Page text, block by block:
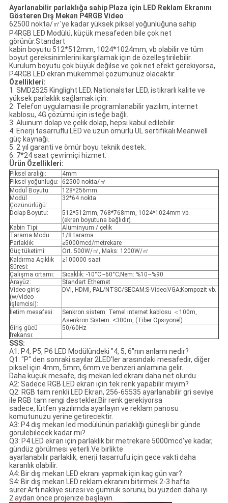
Ayarlanabilir parlaklığa sahip Plaza için LED Reklam Ekranını
Gösteren Dış Mekan P4RGB Video
62500 nokta/㎡'ye kadar yüksek piksel yoğunluğuna sahip
P4RGB LED Modülü, küçük mesafeden bile çok net
görünür.Standart
kabin boyutu 512*512mm, 1024*1024mm, vb olabilir ve tüm
boyut gereksinimlerini karşılamak için de özelleştirilebilir.
Kurulum boyutu çok büyük değilse ve çok net efekt gerekiyorsa,
P4RGB LED ekran mükemmel çözümünüz olacaktır.
Özellikleri:
1: SMD2525 Kinglight LED, Nationalstar LED, istikrarlı kalite ve
yüksek parlaklık sağlamak için.
2: Telefon uygulaması ile programlanabilir yazılım, internet
kablosu, 4G çözümü için isteğe bağlı.
3: Aluinum dolap ve çelik dolap, hepsi kabul edilebilir.
4: Enerji tasarruflu LED ve uzun ömürlü UL sertifikalı Meanwell
güç kaynağı.
5: 2 yıl garanti ve ömür boyu teknik destek.
6: 7*24 saat çevrimiçi hizmet.
Ürün Özellikleri:
Piksel aralığı:
4mm
Piksel yoğunluğu:
62500 nokta/㎡
Modül Boyutu:
128*256mm
Modül
Çözünürlüğü:
32*64 nokta
Dolap Boyutu:
512*512mm, 768*768mm, 1024*1024mm vb.
(ekran boyutuna bağlıdır)
Kabin Tipi:
Alüminyum / çelik
Tarama Modu:
1/8 tarama
Parlaklık:
≥5000mcd/metrekare
Güç tüketimi:
Ort.:500W/㎡, Maks: 1200W/㎡
Kaldırma Açıklık
Süresi:
≥100000 saat
Çalışma ortamı:
Sıcaklık: -10°C~60°C;Nem: %10~%90
Arayüz:
Standart Ethernet
Video girişi
(w/video
işlemcisi):
DVI, HDMI, PAL/NTSC/SECAM;S-Video;VGA;Kompozit vb.
İletim mesafesi:
Senkron sistem: Temel internet kablosu ＜100m,
Asenkron Sistem: <300m, ( Fiber Opsiyonel)
Giriş gücü
frekansı:
50/60Hz
SSS:
A1: P4, P5, P6 LED Modülündeki "4, 5, 6"nın anlamı nedir?
Q1: "P" den sonraki sayılar 2LED'ler arasındaki mesafedir, diğer
piksel için 4mm, 5mm, 6mm ve benzeri anlamına gelir.
Daha küçük mesafe, dış mekan led ekranı daha net olurdu.
A2: Sadece RGB LED ekran için tek renk yapabilir miyim?
Q2: RGB tam renkli LED Ekran, 256-65535 ayarlanabilir gri seviye
ile RGB tam rengi destekler.Bir renk gerekiyorsa
sadece, lütfen yazılımda ayarlayın ve reklam panosu
komutunuzu yerine getirecektir.
A3: P4 dış mekan led modülünün parlaklığı güneşli bir günde
görülebilecek kadar mı?
Q3: P4 LED ekran için parlaklık bir metrekare 5000mcd'ye kadar,
gündüz görülmesi yeterli.Ve birlikte
ayarlanabilir parlaklık, enerji tasarrufu için gece vakti daha
karanlık olabilir.
A4: Bir dış mekan LED ekranı yapmak için kaç gün var?
S4: Bir dış mekan LED reklam ekranını bitirmek 2-3 hafta
sürer.Artı nakliye süresi ve gümrük sorunu, bu yüzden daha iyi
2 aydan önce projenize başlayın.